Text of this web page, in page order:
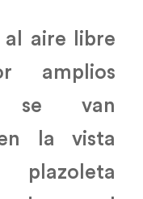
al aire libre
amplios
se van
la vista